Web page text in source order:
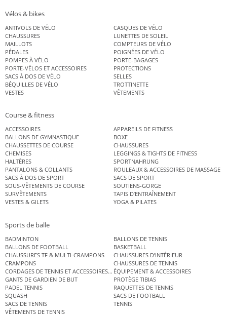
Vélos & bikes
ANTIVOLS DE VÉLO
CASQUES DE VÉLO
CHAUSSURES
LUNETTES DE SOLEIL
MAILLOTS
COMPTEURS DE VÉLO
PÉDALES
POIGNÉES DE VÉLO
POMPES À VÉLO
PORTE-BAGAGES
PORTE-VÉLOS ET ACCESSOIRES
PROTECTIONS
SACS À DOS DE VÉLO
SELLES
BÉQUILLES DE VÉLO
TROTTINETTE
VESTES
VÊTEMENTS
Course & fitness
ACCESSOIRES
APPAREILS DE FITNESS
BALLONS DE GYMNASTIQUE
BOXE
CHAUSSETTES DE COURSE
CHAUSSURES
CHEMISES
LEGGINGS & TIGHTS DE FITNESS
HALTÈRES
SPORTNAHRUNG
PANTALONS & COLLANTS
ROULEAUX & ACCESSOIRES DE MASSAGE
SACS À DOS DE SPORT
SACS DE SPORT
SOUS-VÊTEMENTS DE COURSE
SOUTIENS-GORGE
SURVÊTEMENTS
TAPIS D’ENTRAÎNEMENT
VESTES & GILETS
YOGA & PILATES
Sports de balle
BADMINTON
BALLONS DE TENNIS
BALLONS DE FOOTBALL
BASKETBALL
CHAUSSURES TF & MULTI-CRAMPONS
CHAUSSURES D’INTÉRIEUR
CRAMPONS
CHAUSSURES DE TENNIS
CORDAGES DE TENNIS ET ACCESSOIRES DE TENNISÉQUIPEMENT & ACCESSOIRES
GANTS DE GARDIEN DE BUT
PROTÈGE TIBIAS
PADEL TENNIS
RAQUETTES DE TENNIS
SQUASH
SACS DE FOOTBALL
SACS DE TENNIS
TENNIS
VÊTEMENTS DE TENNIS